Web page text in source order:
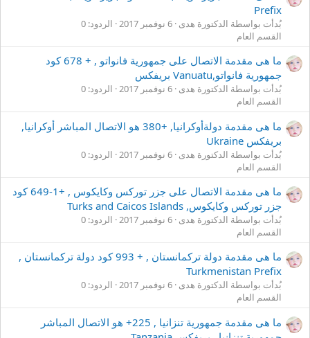
Prefix
بُدأت بواسطة الدكتورة هدى 6 نوفمبر 2017
الردود: 0
القسم العام
ما هى مقدمة الاتصال على جمهورية فانواتو , + 678 كود
جمهورية فانواتو,Vanuatu بريفكس
بُدأت بواسطة الدكتورة هدى 6 نوفمبر 2017
الردود: 0
القسم العام
ما هى مقدمة دولةأوكرانيا, +380 هو الاتصال المباشر أوكرانيا,
بريفكس Ukraine
بُدأت بواسطة الدكتورة هدى 6 نوفمبر 2017
الردود: 0
القسم العام
ما هى مقدمة الاتصال على جزر توركس وكايكوس , +1-649 كود
جزر توركس وكايكوس, Turks and Caicos Islands
بُدأت بواسطة الدكتورة هدى 6 نوفمبر 2017
الردود: 0
القسم العام
ما هى مقدمة دولة تركمانستان , + 993 كود دولة تركمانستان ,
Turkmenistan Prefix
بُدأت بواسطة الدكتورة هدى 6 نوفمبر 2017
الردود: 0
القسم العام
ما هى مقدمة جمهورية تنزانيا , 225+ هو الاتصال المباشر